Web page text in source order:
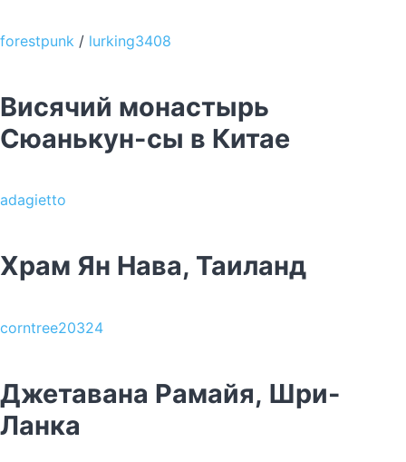
forestpunk / lurking3408
Висячий монастырь
Сюанькун-сы в Китае
adagietto
Храм Ян Нава, Таиланд
corntree20324
Джетавана Рамайя, Шри-
Ланка